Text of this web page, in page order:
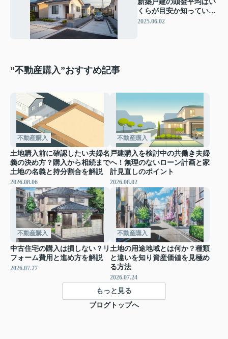
新築戸建の頭金平均はい
くらが目安か知っていま
すか 新築戸建購入時の頭
2025.06.02
”不動産購入”おすすめ記事
不動産購入
土地購入前に確認したい夫婦名
義の決め方？購入から相続まで
土地の名義と持分割合を解説
2026.08.06
不動産購入
戸建購入を検討中の共働き夫婦
へ！無理のないローン計画と家
計見直しのポイント
2026.08.02
不動産購入
中古住宅の購入は損しない？リ
フォーム費用と進め方を解説
2026.07.27
不動産購入
土地の用途地域とは何か？種類
と違いを知り資産価値を見極め
る方法
2026.07.24
もっと見る
ブログトップへ